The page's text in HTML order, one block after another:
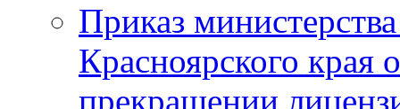
Приказ
Красноярского
прекращении